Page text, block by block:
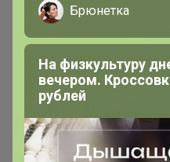
Хит
370р
Смесь Сырная для
приготовления хлебо-
Боу де Кежо), 1 кг
Брюнетка
На физкультуру
вечером.
рублей